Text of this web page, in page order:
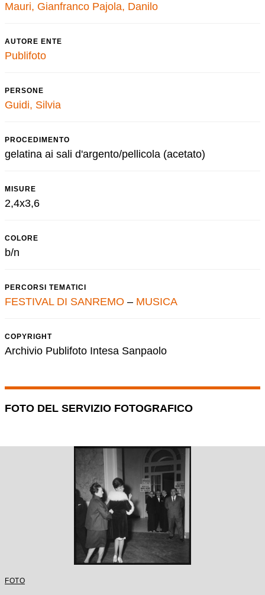
Mauri, Gianfranco Pajola, Danilo
AUTORE ENTE
Publifoto
PERSONE
Guidi, Silvia
PROCEDIMENTO
gelatina ai sali d'argento/pellicola (acetato)
MISURE
2,4x3,6
COLORE
b/n
PERCORSI TEMATICI
FESTIVAL DI SANREMO – MUSICA
COPYRIGHT
Archivio Publifoto Intesa Sanpaolo
FOTO DEL SERVIZIO FOTOGRAFICO
FOTO